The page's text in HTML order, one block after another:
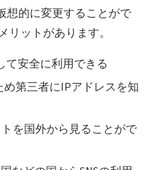
想的に変更することがで
リットがあります。
て安全に利用できる
第三者にIPアドレスを知
を国外から見ることがで